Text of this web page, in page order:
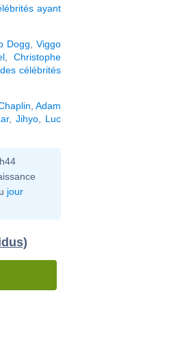
ayant
Dogg
Viggo
,Christophe
célébrités
,Adam
, Jihyo
Luc
jour